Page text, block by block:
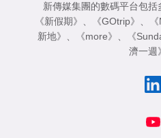
新傳媒集團的數碼平台包
《新假期》
《GOtrip》
新地》
《more》 《
濟一週》